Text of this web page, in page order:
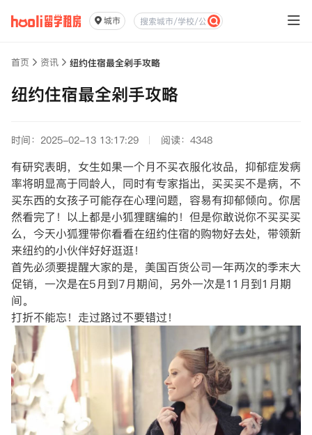
城市
首页 资讯 纽约住宿最全剁手攻略
纽约住宿最全剁手攻略
时间：2025-02-13 13:17:29 阅读：4348
有研究表明，女生如果一个月不买衣服化妆品，抑郁症发病
率将明显高于同龄人，同时有专家指出，买买买不是病，不
买东西的女孩子可能存在心理问题，容易有抑郁倾向。你居
然看完了！以上都是小狐狸瞎编的！但是你敢说你不买买买
么，今天小狐狸带你看看在纽约住宿的购物好去处，带领新
来纽约的小伙伴好好逛逛！
首先必须要提醒大家的是，美国百货公司一年两次的季末大
促销，一次是在5月到7月期间，另外一次是11月到1月期
间。
打折不能忘！走过路过不要错过！